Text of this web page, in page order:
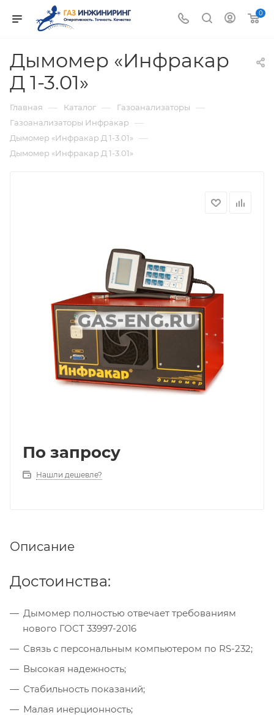
0
Дымомер «Инфракар
Д 1-3.01»
Главная — Каталог — Газоанализаторы —
Газоанализаторы Инфракар —
Дымомер «Инфракар Д 1-3.01» —
Дымомер «Инфракар Д 1-3.01»
По запросу
Нашли дешевле?
Описание
Достоинства:
Дымомер полностью отвечает требованиям
нового ГОСТ 33997-2016
Связь с персональным компьютером по RS-232;
Высокая надежность;
Стабильность показаний;
Малая инерционность;